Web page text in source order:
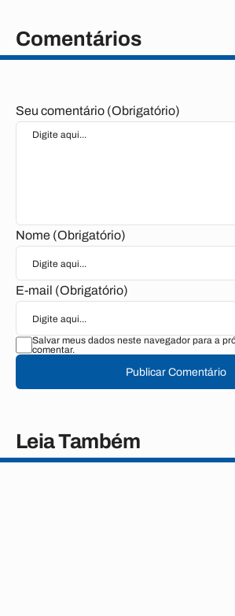
Comentários
Seu comentário (Obrigatório)
Nome (Obrigatório)
E-mail (Obrigatório)
Salvar meus dados neste navegador para a
comentar.
Publicar Comentário
Leia Também